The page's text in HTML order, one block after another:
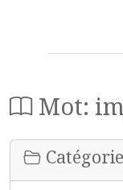
Mot: